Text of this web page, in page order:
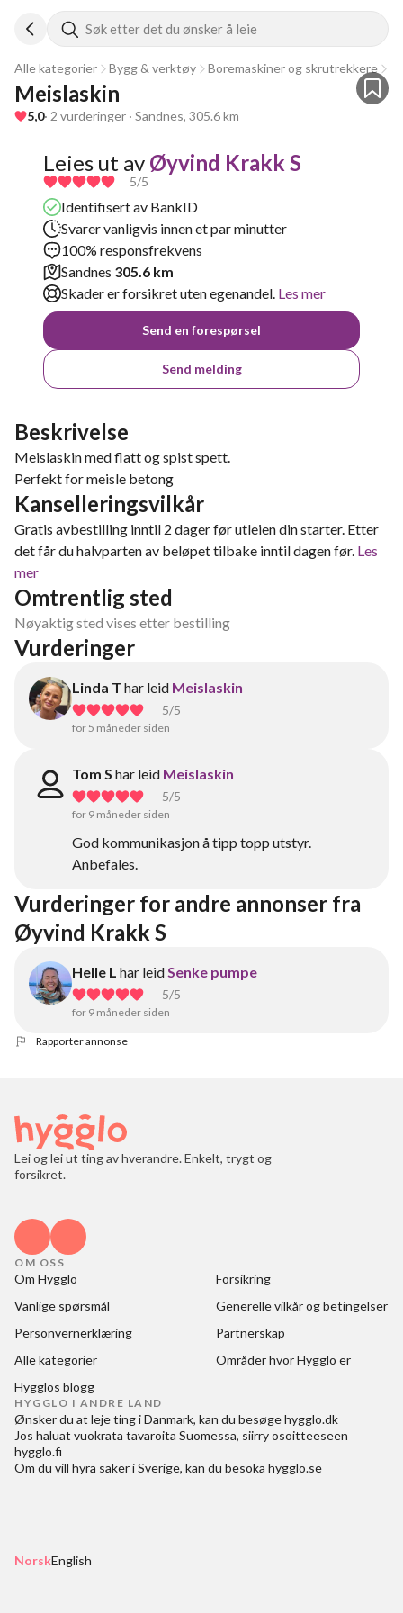
Søk etter det du ønsker å leie
Alle kategorier Bygg & verktøy Boremaskiner og skrutrekkere
Meislaskin
5,0· 2 vurderinger · Sandnes, 305.6 km
Leies ut av Øyvind Krakk S
5/5
Identifisert av BankID
Svarer vanligvis innen et par minutter
100% responsfrekvens
Sandnes 305.6 km
Skader er forsikret uten egenandel. Les mer
Send en forespørsel
Send melding
Beskrivelse
Meislaskin med flatt og spist spett.
Perfekt for meisle betong
Kanselleringsvilkår
Gratis avbestilling inntil 2 dager før utleien din starter. Etter
det får du halvparten av beløpet tilbake inntil dagen før. Les
mer
Omtrentlig sted
Nøyaktig sted vises etter bestilling
Vurderinger
Linda T har leid Meislaskin
5/5
for 5 måneder siden
Tom S har leid Meislaskin
5/5
for 9 måneder siden
God kommunikasjon å tipp topp utstyr.
Anbefales.
Vurderinger for andre annonser fra
Øyvind Krakk S
Helle L har leidSenke pumpe
5/5
for 9 måneder siden
Rapporter annonse
Lei og lei ut ting av hverandre. Enkelt, trygt og
forsikret.
OM OSS
Om Hygglo
Forsikring
Vanlige spørsmål
Generelle vilkår og betingelser
Personvernerklæring
Partnerskap
Alle kategorier
Områder hvor Hygglo er
Hygglos blogg
HYGGLO I ANDRE LAND
Ønsker du at leje ting i Danmark, kan du besøgehygglo.dk
Jos haluat vuokrata tavaroita Suomessa, siirry osoitteeseen
hygglo.fi
Om du vill hyra saker i Sverige, kan du besöka hygglo.se
NorskEnglish